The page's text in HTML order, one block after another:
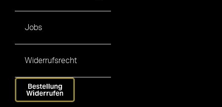
Jobs
Widerrufsrecht
Bestellung
Widerrufen